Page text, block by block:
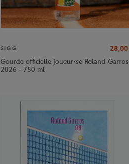
SIGG 28,00
Gourde officielle joueur•se Roland-Garros
2026 - 750 ml